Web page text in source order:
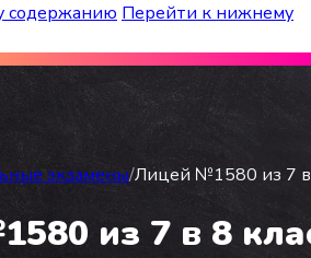
содержанию Перейти к нижнему
к топ-школам!
экзамены/Лицей №1580 из 7 в
из 7 в 8